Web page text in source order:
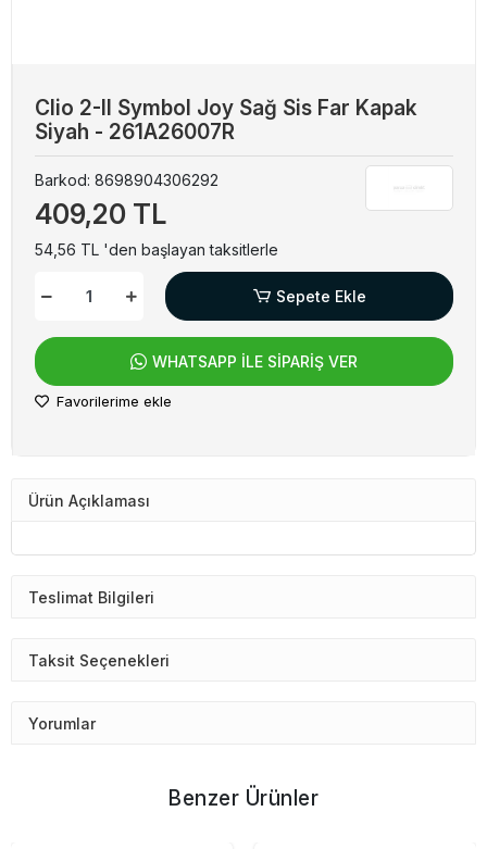
Clio 2-II Symbol Joy Sağ Sis Far Kapak
Siyah - 261A26007R
Barkod: 8698904306292
409,20 TL
54,56 TL 'den başlayan taksitlerle
Sepete Ekle
WHATSAPP İLE SİPARİŞ VER
Favorilerime ekle
Ürün Açıklaması
Teslimat Bilgileri
Taksit Seçenekleri
Yorumlar
Benzer Ürünler